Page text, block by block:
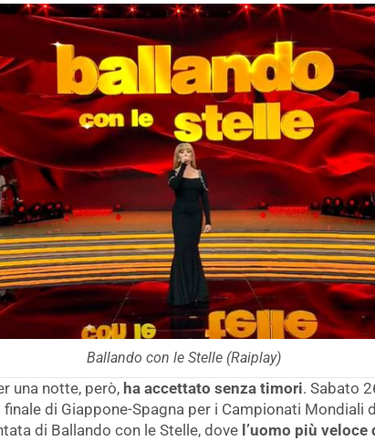
Ballando con le Stelle (Raiplay)
una notte, però, ha accettato senza timori. Sabato
di Giappone-Spagna per i Campionati Mondiali
di Ballando con le Stelle, dove l’uomo più veloce